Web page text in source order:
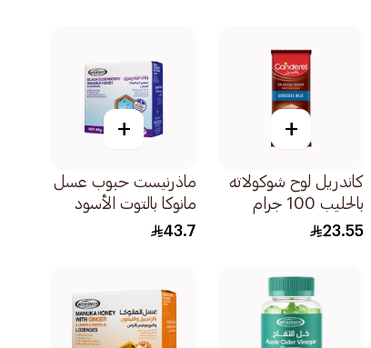
+
كاندريل لوح شوكولاته
بالحليب 100 جرام
23.55
+
ماذرنيست حبوب عسل
مانوكا بالتوت الأسود
60جرام
43.7